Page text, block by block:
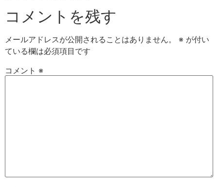
コメントを残す
メールアドレスが公開されることはありません。 ※ が付い
ている欄は必須項目です
コメント ※